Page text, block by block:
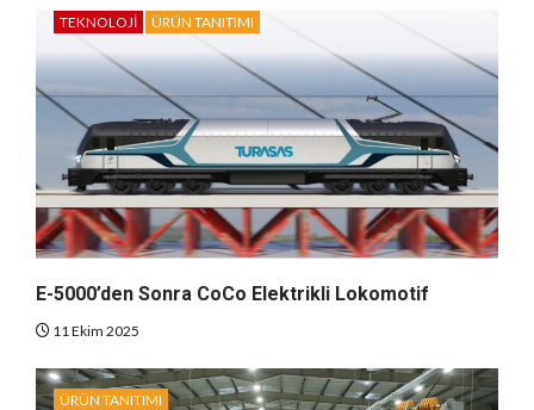
TEKNOLOJI ÜRÜN TANITIMI
E-5000’den Sonra CoCo Elektrikli Lokomotif
11 Ekim 2025
ÜRÜN TANITIMI